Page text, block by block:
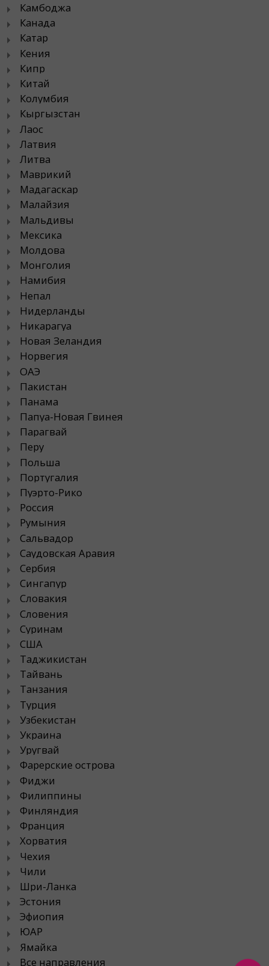
Камбоджа
Канада
Катар
Кения
Кипр
Китай
Колумбия
Кыргызстан
Лаос
Латвия
Литва
Маврикий
Мадагаскар
Малайзия
Мальдивы
Мексика
Молдова
Монголия
Намибия
Непал
Нидерланды
Никарагуа
Новая Зеландия
Норвегия
ОАЭ
Пакистан
Панама
Папуа-Новая Гвинея
Парагвай
Перу
Польша
Португалия
Пуэрто-Рико
Россия
Румыния
Сальвадор
Саудовская Аравия
Сербия
Сингапур
Словакия
Словения
Суринам
США
Таджикистан
Тайвань
Танзания
Турция
Узбекистан
Украина
Уругвай
Фарерские острова
Фиджи
Филиппины
Финляндия
Франция
Хорватия
Чехия
Чили
Шри-Ланка
Эстония
Эфиопия
ЮАР
Ямайка
Все направления